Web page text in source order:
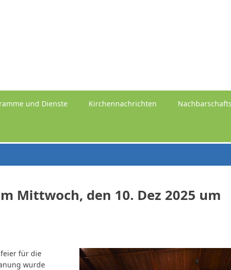
und Dienste Kirchennachrichten
Mittwoch, den 10. Dez 2025 um
für die
wurde